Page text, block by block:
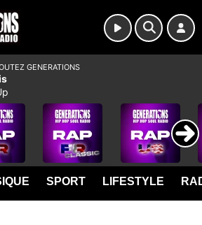
SPORT LIFESTYLE
GENERATIONS